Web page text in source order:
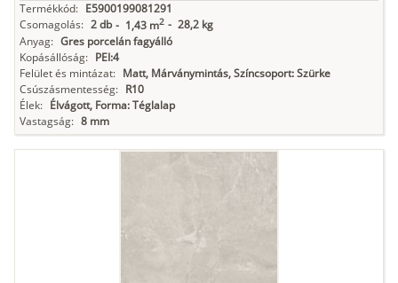
Termékkód: E5900199081291
Csomagolás: 2 db - 1,43 m2 - 28,2 kg
Anyag: Gres porcelán fagyálló
Kopásállóság: PEI:4
Felület és mintázat: Matt, Márványmintás, Színcsoport: Szürke
Csúszásmentesség: R10
Élek: Élvágott, Forma: Téglalap
Vastagság: 8 mm